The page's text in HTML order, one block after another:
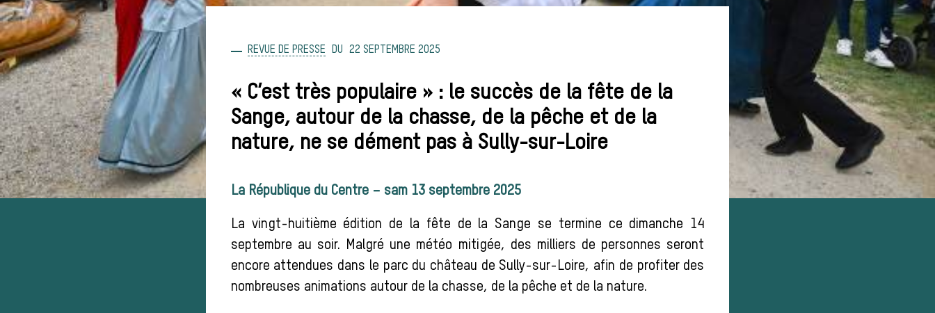
REVUE DE PRESSE 22 SEPTEMBRE 2025
« C’est très populaire » : le succès de la fête de la
Sange, autour de la chasse, de la pêche et de la
nature, ne se dément pas à Sully-sur-Loire
La République du Centre – sam 13 septembre 2025
La vingt-huitième édition de la fête de la Sange se termine ce dimanche 14
septembre au soir. Malgré une météo mitigée, des milliers de personnes seront
encore attendues dans le parc du château de Sully-sur-Loire, afin de profiter des
nombreuses animations autour de la chasse, de la pêche et de la nature.